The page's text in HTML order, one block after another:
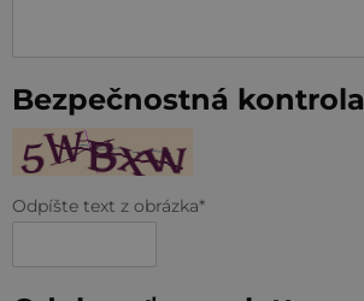
Bezpečnostná kontrola
Odpíšte text z obrázka